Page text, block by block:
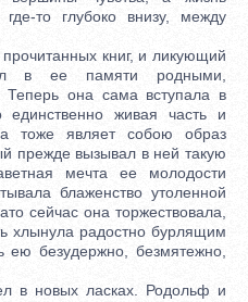
то глубоко внизу, между
книг, и ликующий
в ее памяти родными,
она сама вступала в
единственно живая часть и
тоже являет собою образ
прежде вызывал в ней такую
мечта ее молодости
блаженство утоленной
сейчас она торжествовала,
хлынула радостно бурлящим
безудержно, безмятежно,
новых ласках. Родольф и